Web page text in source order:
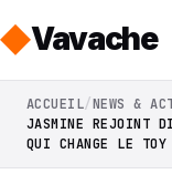
Vavache
ACCUEIL NEWS &
JASMINE REJOINT
QUI CHANGE LE TOY